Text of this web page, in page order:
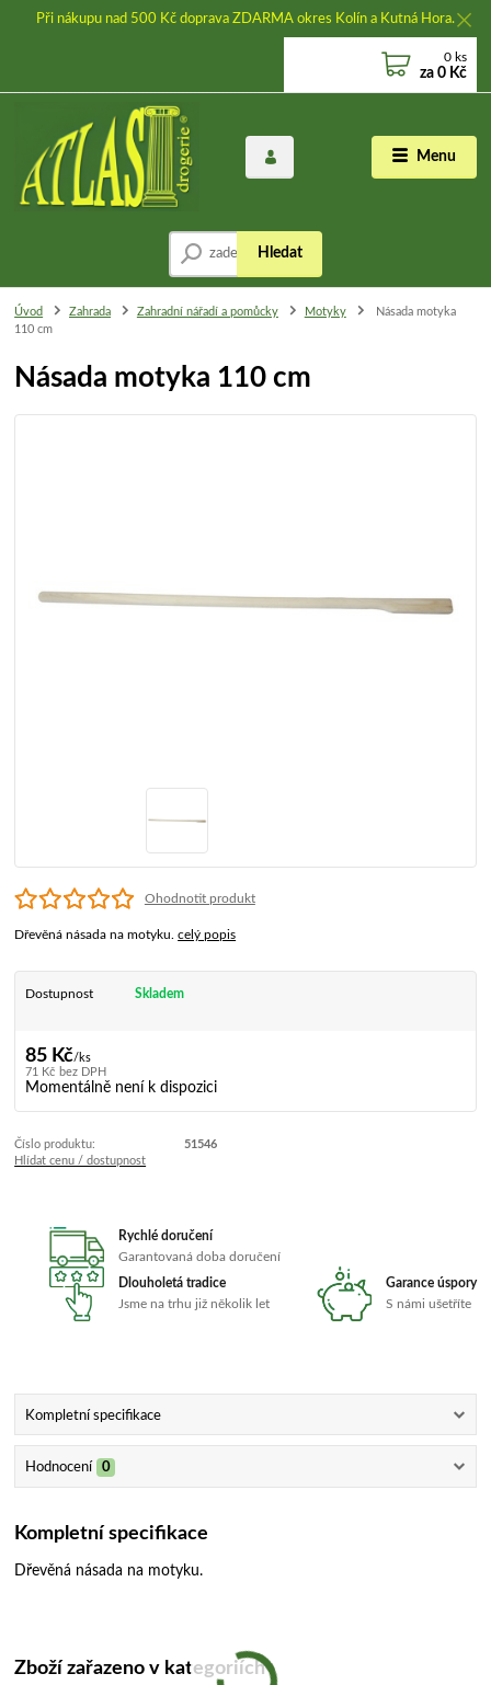
Při nákupu nad 500 Kč doprava ZDARMA okres Kolín a Kutná Hora.
Menu
Hledat
0 ks
za 0 Kč
Úvod Zahrada Zahradní nářadí a pomůcky Motyky
Násada motyka
110 cm
Násada motyka 110 cm
Ohodnotit produkt
Dřevěná násada na motyku.celý popis
Dostupnost Skladem
85 Kč/ks
71 Kč bez DPH
Momentálně není k dispozici
Číslo produktu:
51546
Hlídat cenu / dostupnost
Rychlé doručení
Garantovaná doba doručení
Dlouholetá tradice
Jsme na trhu již několik let
Garance úspory
S námi ušetříte
Kompletní specifikace
Hodnocení 0
Kompletní specifikace
Dřevěná násada na motyku.
Zboží zařazeno v kategoriích